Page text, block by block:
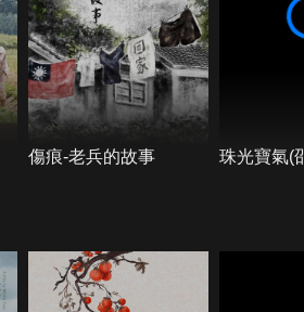
傷痕-老兵的故事 珠光寶氣(